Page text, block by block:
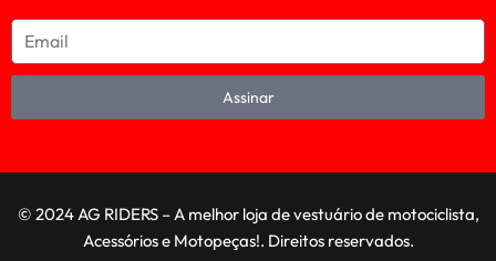
Assinar
© 2024 AG RIDERS – A melhor loja de vestuário de motociclista,
Acessórios e Motopeças!. Direitos reservados.